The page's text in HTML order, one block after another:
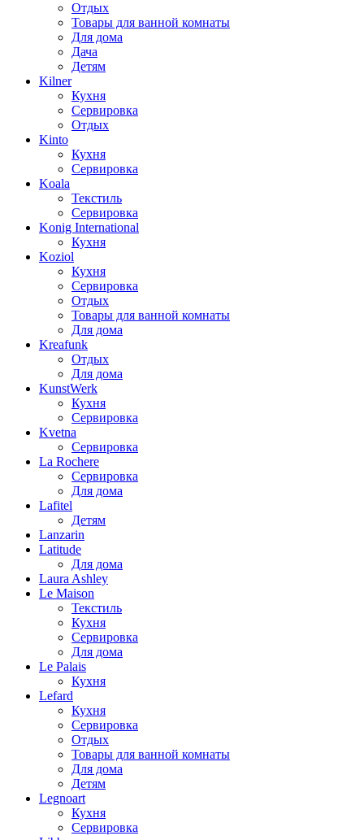
Отдых
Товары для ванной комнаты
Для дома
Дача
Детям
Kilner
Кухня
Сервировка
Отдых
Kinto
Кухня
Сервировка
Koala
Текстиль
Сервировка
Konig International
Кухня
Koziol
Кухня
Сервировка
Отдых
Товары для ванной комнаты
Для дома
Kreafunk
Отдых
Для дома
KunstWerk
Кухня
Сервировка
Kvetna
Сервировка
La Rochere
Сервировка
Для дома
Lafitel
Детям
Lanzarin
Latitude
Для дома
Laura Ashley
Le Maison
Текстиль
Кухня
Сервировка
Для дома
Le Palais
Кухня
Lefard
Кухня
Сервировка
Отдых
Товары для ванной комнаты
Для дома
Детям
Legnoart
Кухня
Сервировка